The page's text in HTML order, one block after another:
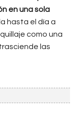
en una sola
hasta el día a
como una
las